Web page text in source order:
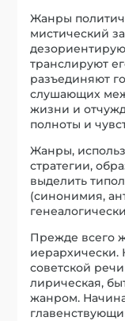
Жанры
мистический
транслируют
разъединяют
слушающих
жизни и
полноты и
Жанры,
стратегии,
выделить
(синонимия,
Прежде всего
советской
лирическая,
жанром.